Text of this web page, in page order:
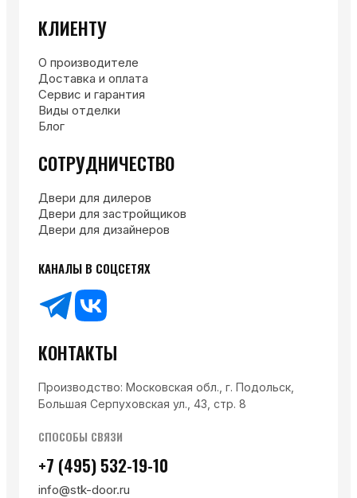
КЛИЕНТУ
О производителе
Доставка и оплата
Сервис и гарантия
Виды отделки
Блог
СОТРУДНИЧЕСТВО
Двери для дилеров
Двери для застройщиков
Двери для дизайнеров
КАНАЛЫ В СОЦСЕТЯХ
КОНТАКТЫ
Производство: Московская обл., г. Подольск,
Большая Серпуховская ул., 43, стр. 8
СПОСОБЫ СВЯЗИ
+7 (495) 532-19-10
info@stk-door.ru